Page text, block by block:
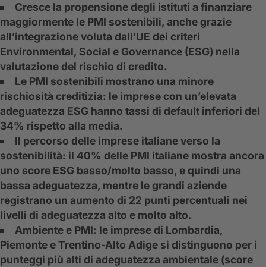
Cresce la propensione degli istituti a finanziare
maggiormente le PMI sostenibili, anche grazie
all’integrazione voluta dall’UE dei criteri
Environmental, Social e Governance (ESG) nella
valutazione del rischio di credito.
Le PMI sostenibili mostrano una minore
rischiosità creditizia: le imprese con un’elevata
adeguatezza ESG hanno tassi di default inferiori del
34% rispetto alla media.
Il percorso delle imprese italiane verso la
sostenibilità: il 40% delle PMI italiane mostra ancora
uno score ESG basso/molto basso, e quindi una
bassa adeguatezza, mentre le grandi aziende
registrano un aumento di 22 punti percentuali nei
livelli di adeguatezza alto e molto alto.
Ambiente e PMI: le imprese di Lombardia,
Piemonte e Trentino-Alto Adige si distinguono per i
punteggi più alti di adeguatezza ambientale (score